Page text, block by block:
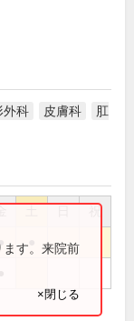
外科 皮膚科
肛
祝
●
す。来院前
×閉じる